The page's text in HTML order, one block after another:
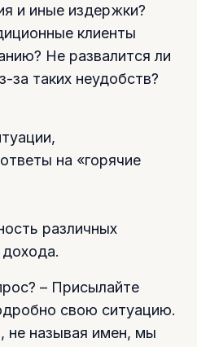
и иные издержки?
клиенты
Не развалится ли
за таких неудобств?
на «горячие
различных
– Присылайте
свою ситуацию.
не называя имен, мы